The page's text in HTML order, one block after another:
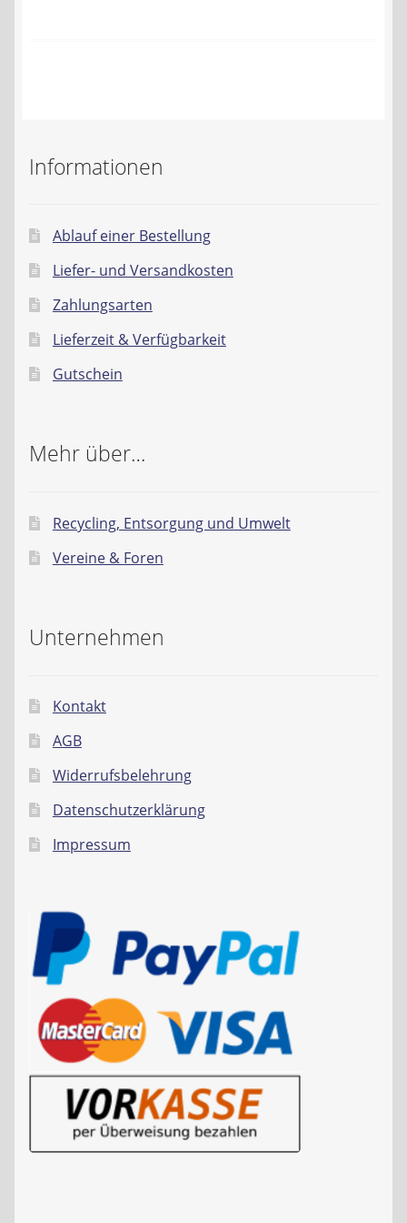
Datenschutzerklärung
Informationen
Ablauf einer Bestellung
Liefer- und Versandkosten
Zahlungsarten
Lieferzeit & Verfügbarkeit
Gutschein
Mehr über…
Recycling, Entsorgung und Umwelt
Vereine & Foren
Unternehmen
Kontakt
AGB
Widerrufsbelehrung
Datenschutzerklärung
Impressum